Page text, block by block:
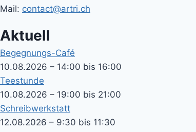
Mail: contact@artri.ch
Aktuell
Begegnungs-Café
10.08.2026 – 14:00 bis 16:00
Teestunde
10.08.2026 – 19:00 bis 21:00
Schreibwerkstatt
12.08.2026 – 9:30 bis 11:30